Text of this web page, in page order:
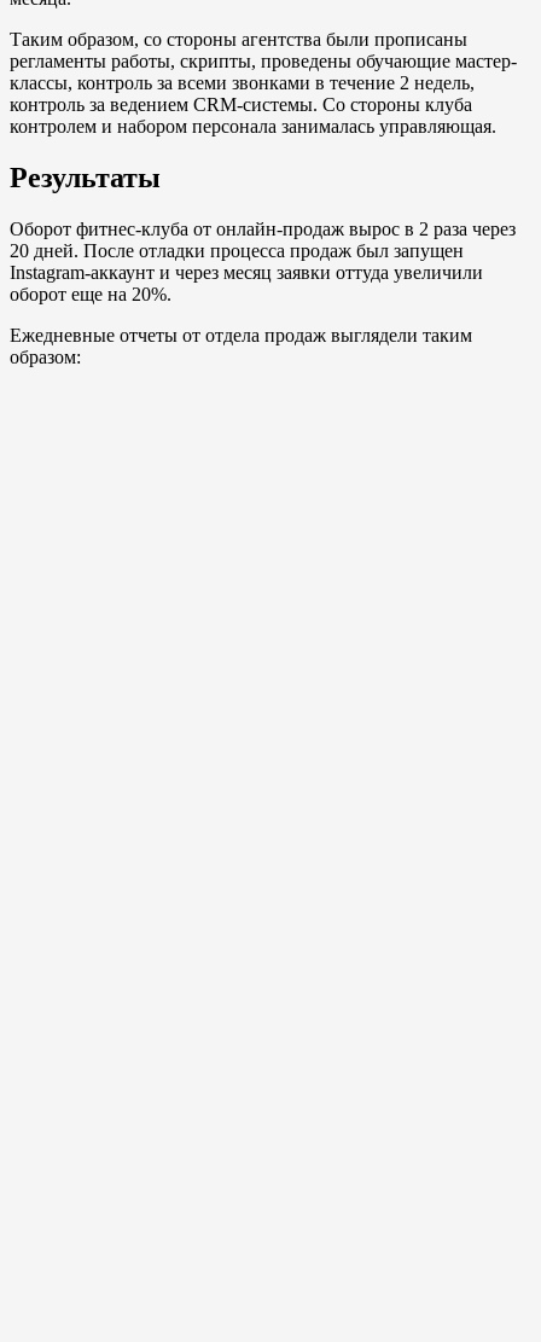
Таким образом, со стороны агентства были прописаны
регламенты работы, скрипты, проведены обучающие мастер-
классы, контроль за всеми звонками в течение 2 недель,
контроль за ведением CRM-системы. Со стороны клуба
контролем и набором персонала занималась управляющая.
Результаты
Оборот фитнес-клуба от онлайн-продаж вырос в 2 раза через
20 дней. После отладки процесса продаж был запущен
Instagram-аккаунт и через месяц заявки оттуда увеличили
оборот еще на 20%.
Ежедневные отчеты от отдела продаж выглядели таким
образом: